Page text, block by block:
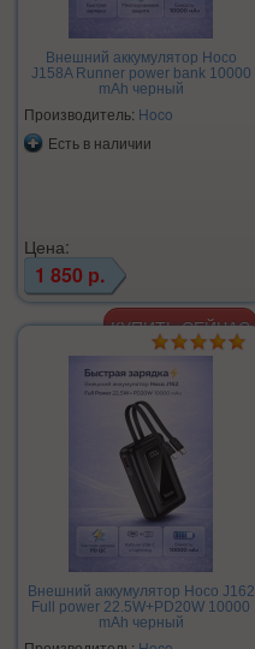
Внешний аккумулятор Hoco
J158A Runner power bank 10000
mAh черный
Производитель: Hoco
Есть в наличии
Цена:
1 850 р.
Внешний аккумулятор Hoco J162
Full power 22.5W+PD20W 10000
mAh черный